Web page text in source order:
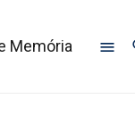
Memória